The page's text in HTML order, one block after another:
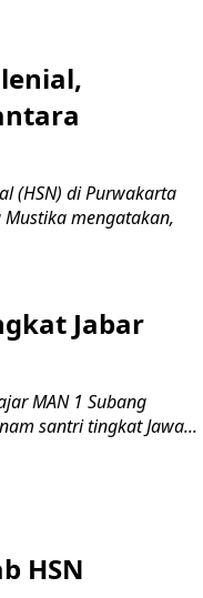
(HSN) di Purwakarta
mengatakan,
Jabar
MAN 1 Subang
santri tingkat Jawa...
HSN